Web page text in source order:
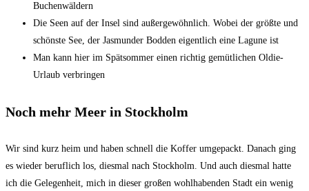
Buchenwäldern
Die Seen auf der Insel sind außergewöhnlich. Wobei der größte und
schönste See, der Jasmunder Bodden eigentlich eine Lagune ist
Man kann hier im Spätsommer einen richtig gemütlichen Oldie-
Urlaub verbringen
Noch mehr Meer in Stockholm
Wir sind kurz heim und haben schnell die Koffer umgepackt. Danach ging
es wieder beruflich los, diesmal nach Stockholm. Und auch diesmal hatte
ich die Gelegenheit, mich in dieser großen wohlhabenden Stadt ein wenig